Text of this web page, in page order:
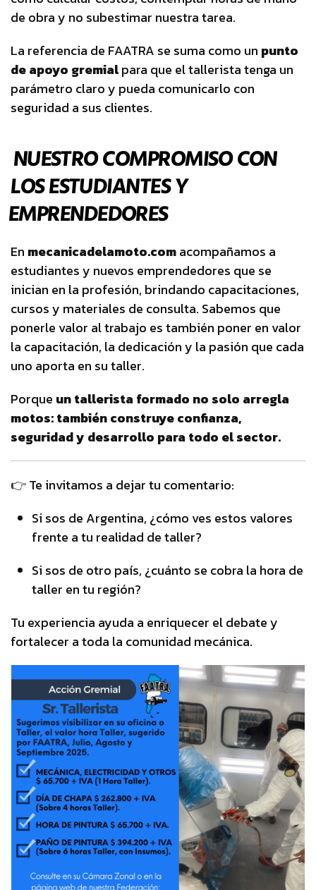
de obra y no subestimar nuestra tarea.
La referencia de FAATRA se suma como un punto
de apoyo gremialpara que el tallerista tenga un
parámetro claro y pueda comunicarlo con
seguridad a sus clientes.
NUESTRO COMPROMISO CON
LOS ESTUDIANTES Y
EMPRENDEDORES
En mecanicadelamoto.comacompañamos a
estudiantes y nuevos emprendedores que se
inician en la profesión, brindando capacitaciones,
cursos y materiales de consulta. Sabemos que
ponerle valor al trabajo es también poner en valor
la capacitación, la dedicación y la pasión que cada
uno aporta en su taller.
Porque un tallerista formado no solo arregla
motos: también construye confianza,
seguridad y desarrollo para todo el sector.
👉 Te invitamos a dejar tu comentario:
Si sos de Argentina, ¿cómo ves estos valores
frente a tu realidad de taller?
Si sos de otro país, ¿cuánto se cobra la hora de
taller en tu región?
Tu experiencia ayuda a enriquecer el debate y
fortalecer a toda la comunidad mecánica.